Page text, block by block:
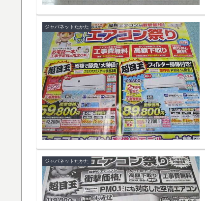
ジャパネットたかた
ジャパネットたかた